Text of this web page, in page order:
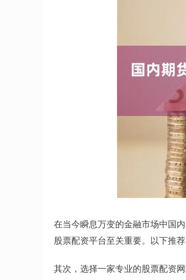
在当今瞬息万变的金融市场中国
股票配资平台至关重要。以下推
其次，选择一家专业的股票配资